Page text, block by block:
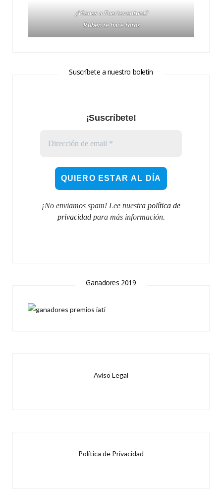
¿Vienes a Fuerteventura?
Ruben te hace fotos
Suscríbete a nuestro boletín
¡Suscríbete!
¡No enviamos spam! Lee nuestra política de
privacidadpara más información.
Ganadores 2019
Aviso Legal
Política de Privacidad